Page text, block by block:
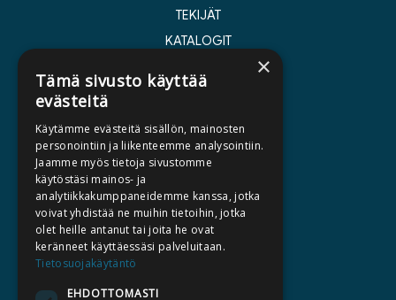
TEKIJÄT
KATALOGIT
KIRJA TILAUSTYÖNÄ
MEDIALLE
LASKUTUSOSOITTEET
SILTALA.FI
ENNAKKOTILATTAVAT
×
Tämä sivusto käyttää
evästeitä
Käytämme evästeitä sisällön, mainosten
personointiin ja liikenteemme analysointiin.
Jaamme myös tietoja sivustomme
käytöstäsi mainos- ja
analytiikkakumppaneidemme kanssa, jotka
voivat yhdistää ne muihin tietoihin, jotka
olet heille antanut tai joita he ovat
keränneet käyttäessäsi palveluitaan.
Tietosuojakäytäntö
EHDOTTOMASTI